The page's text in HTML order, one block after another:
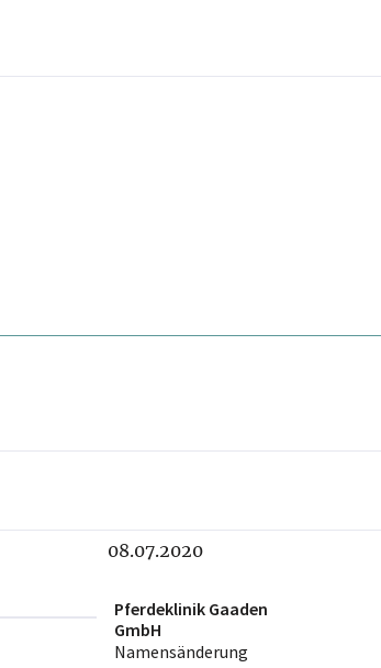
08.07.2020
Pferdeklinik Gaaden
GmbH
Namensänderung